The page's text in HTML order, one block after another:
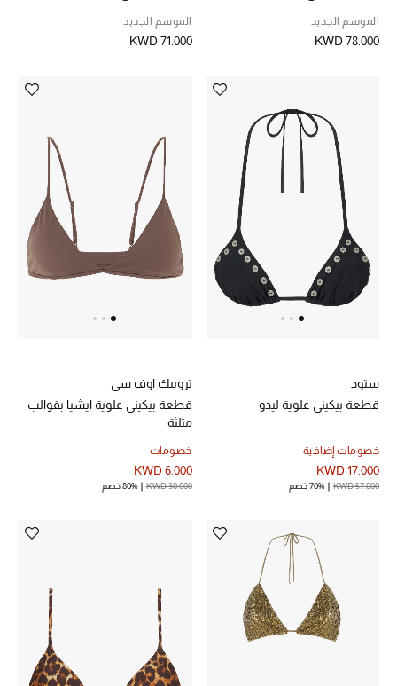
الموسم الجديد
KWD 78.000
الموسم الجديد
KWD 71.000
ستود
قطعة بيكيني علوية ليدو
خصومات إضافية
KWD 17.000
KWD 57.000 70% خصم
تروبيك اوف سي
قطعة بيكيني علوية ايشيا بقوالب
مثلثة
خصومات
KWD 6.000
KWD 30.000 80% خصم